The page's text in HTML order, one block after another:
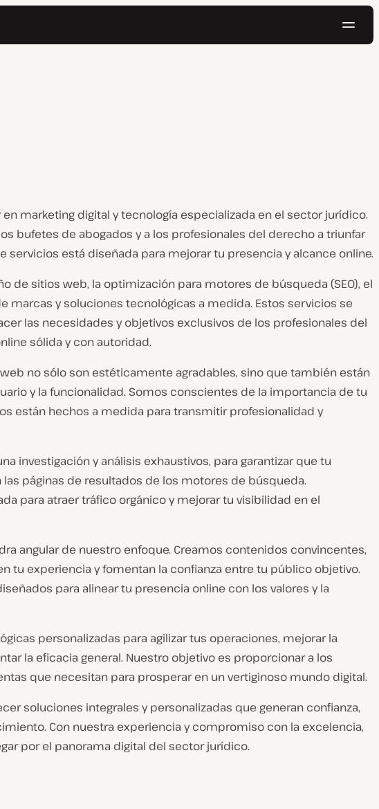
marketing digital y tecnología especializada en el sector jurídico.
bufetes de abogados y a los profesionales del derecho a triunfar
servicios está diseñada para mejorar tu presencia y alcance online.
de sitios web, la optimización para motores de búsqueda (SEO), el
marcas y soluciones tecnológicas a medida. Estos servicios se
las necesidades y objetivos exclusivos de los profesionales del
sólida y con autoridad.
no sólo son estéticamente agradables, sino que también están
y la funcionalidad. Somos conscientes de la importancia de tu
están hechos a medida para transmitir profesionalidad y
investigación y análisis exhaustivos, para garantizar que tu
páginas de resultados de los motores de búsqueda.
para atraer tráfico orgánico y mejorar tu visibilidad en el
angular de nuestro enfoque. Creamos contenidos convincentes,
tu experiencia y fomentan la confianza entre tu público objetivo.
para alinear tu presencia online con los valores y la
personalizadas para agilizar tus operaciones, mejorar la
la eficacia general. Nuestro objetivo es proporcionar a los
que necesitan para prosperar en un vertiginoso mundo digital.
soluciones integrales y personalizadas que generan confianza,
Con nuestra experiencia y compromiso con la excelencia,
por el panorama digital del sector jurídico.